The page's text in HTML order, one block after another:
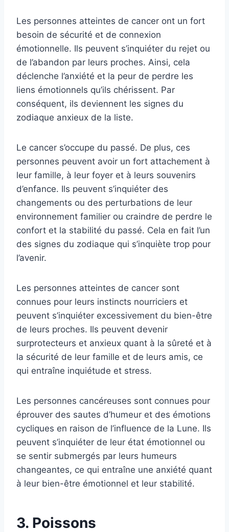
Les personnes atteintes de cancer ont un fort
besoin de sécurité et de connexion
émotionnelle. Ils peuvent s’inquiéter du rejet ou
de l’abandon par leurs proches. Ainsi, cela
déclenche l’anxiété et la peur de perdre les
liens émotionnels qu’ils chérissent. Par
conséquent, ils deviennent les signes du
zodiaque anxieux de la liste.
Le cancer s’occupe du passé. De plus, ces
personnes peuvent avoir un fort attachement à
leur famille, à leur foyer et à leurs souvenirs
d’enfance. Ils peuvent s’inquiéter des
changements ou des perturbations de leur
environnement familier ou craindre de perdre le
confort et la stabilité du passé. Cela en fait l’un
des signes du zodiaque qui s’inquiète trop pour
l’avenir.
Les personnes atteintes de cancer sont
connues pour leurs instincts nourriciers et
peuvent s’inquiéter excessivement du bien-être
de leurs proches. Ils peuvent devenir
surprotecteurs et anxieux quant à la sûreté et à
la sécurité de leur famille et de leurs amis, ce
qui entraîne inquiétude et stress.
Les personnes cancéreuses sont connues pour
éprouver des sautes d’humeur et des émotions
cycliques en raison de l’influence de la Lune. Ils
peuvent s’inquiéter de leur état émotionnel ou
se sentir submergés par leurs humeurs
changeantes, ce qui entraîne une anxiété quant
à leur bien-être émotionnel et leur stabilité.
3. Poissons